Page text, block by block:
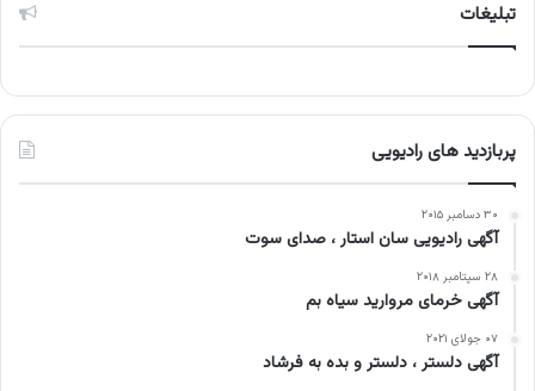
تبلیغات
پربازدید های رادیویی
۳۰ دسامبر ۲۰۱۵
آگهی رادیویی سان استار ، صدای سوت
۲۸ سپتامبر ۲۰۱۸
آگهی خرمای مروارید سیاه بم
۰۷ جولای ۲۰۲۱
آگهی دلستر ، دلستر و بده به فرشاد